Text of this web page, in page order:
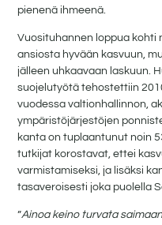
pienenä ihmeenä.
Vuosituhannen loppua kohti
ansiosta hyvään kasvuun,
jälleen uhkaavaan laskuun.
suojelutyötä tehostettiin
vuodessa valtionhallinnon,
ympäristöjärjestöjen
kanta on tuplaantunut noin
tutkijat korostavat, ettei
varmistamiseksi, ja lisäksi
tasaveroisesti joka puolella
”Ainoa keino turvata